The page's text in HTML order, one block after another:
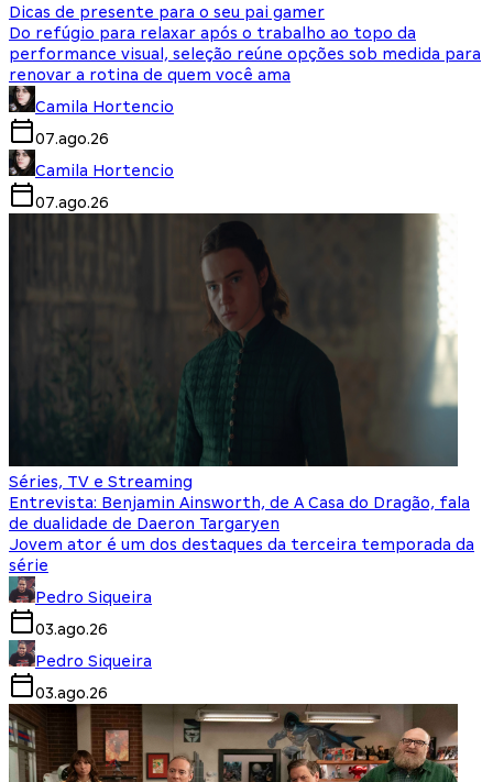
Dicas de presente para o seu pai gamer
Do refúgio para relaxar após o trabalho ao topo da
performance visual, seleção reúne opções sob medida para
renovar a rotina de quem você ama
Camila Hortencio
07.ago.26
Camila Hortencio
07.ago.26
Séries, TV e Streaming
Entrevista: Benjamin Ainsworth, de A Casa do Dragão, fala
de dualidade de Daeron Targaryen
Jovem ator é um dos destaques da terceira temporada da
série
Pedro Siqueira
03.ago.26
Pedro Siqueira
03.ago.26